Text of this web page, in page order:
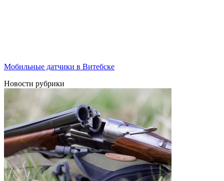
Мобильные датчики в Витебске
Новости рубрики